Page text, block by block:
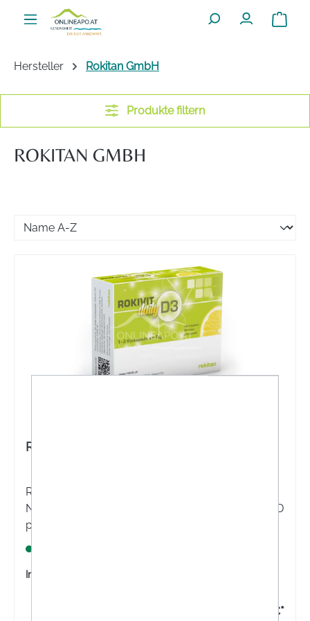
Zum Hauptinhalt springen
Hersteller Rokitan GmbH
Produkte filtern
ROKITAN GMBH
Rokivit D3 daily Kaukapseln
Rokivit D3 daily Kaukapseln sind ein
Nahrungsergänzungsmittel mit 1.000 I.E. Vitamin-D
pro Kaukapsel und fruchtig-frischem
Inhalt:
8,80 €*